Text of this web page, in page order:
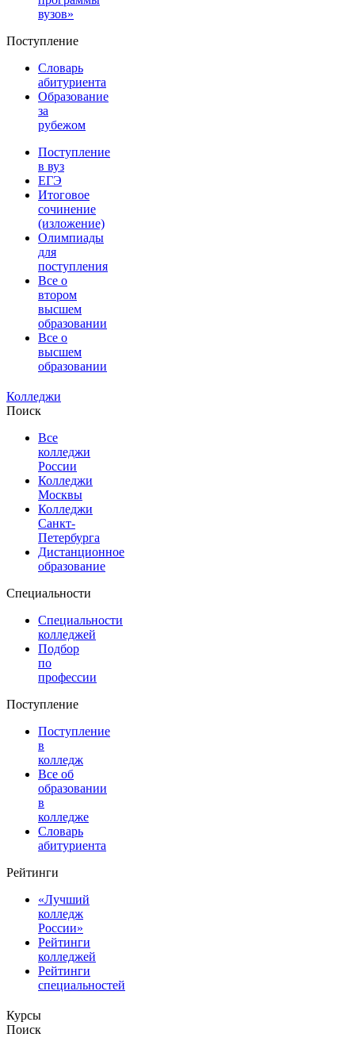
вузов»
Поступление
Словарь
абитуриента
Образование
за
рубежом
Поступление
в вуз
ЕГЭ
Итоговое
сочинение
(изложение)
Олимпиады
для
поступления
Все о
втором
высшем
образовании
Все о
высшем
образовании
Колледжи
Поиск
Все
колледжи
России
Колледжи
Москвы
Колледжи
Санкт-
Петербурга
Дистанционное
образование
Специальности
Специальности
колледжей
Подбор
по
профессии
Поступление
Поступление
в
колледж
Все об
образовании
в
колледже
Словарь
абитуриента
Рейтинги
«Лучший
колледж
России»
Рейтинги
колледжей
Рейтинги
специальностей
Курсы
Поиск